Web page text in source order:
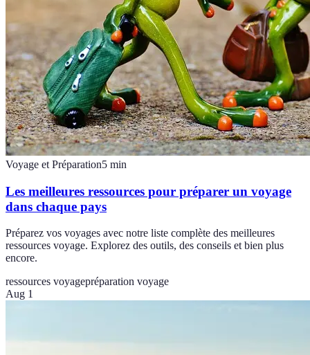
Voyage et Préparation5 min
Les meilleures ressources pour préparer un voyage
dans chaque pays
Préparez vos voyages avec notre liste complète des meilleures
ressources voyage. Explorez des outils, des conseils et bien plus
encore.
ressources voyagepréparation voyage
Aug 1